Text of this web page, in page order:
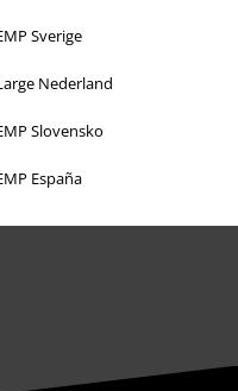
Sverige
Nederland
Slovensko
España